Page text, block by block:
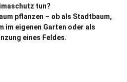
tun?
pflanzen – ob als Stadtbaum,
im eigenen Garten oder als
eines Feldes.